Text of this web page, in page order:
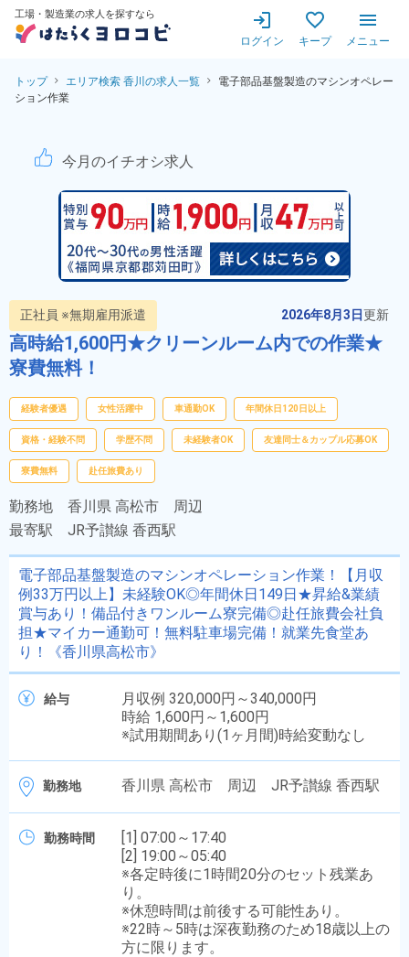
工場・製造業の求人を探すなら
ログイン キープ メニュー
トップ エリア検索 香川の求人一覧
電子部品基盤製造のマシンオペレー
ション作業
電子部品基盤製造のマシン
今月のイチオシ求人
正社員 ※無期雇用派遣 2026年8月3日更新
高時給1,600円★クリーンルーム内での作業★
寮費無料！
経験者優遇 女性活躍中 車通勤OK 年間休日120日以上
資格・経験不問 学歴不問 未経験者OK 友達同士＆カップル応募OK
寮費無料 赴任旅費あり
勤務地 香川県 高松市 周辺
最寄駅 JR予讃線 香西駅
電子部品基盤製造のマシンオペレーション作業！【月収
例33万円以上】未経験OK◎年間休日149日★昇給&業績
賞与あり！備品付きワンルーム寮完備◎赴任旅費会社負
担★マイカー通勤可！無料駐車場完備！就業先食堂あ
り！《香川県高松市》
給与
月収例 320,000円～340,000円
時給 1,600円～1,600円
※試用期間あり(1ヶ月間)時給変動なし
勤務地 香川県 高松市 周辺 JR予讃線 香西駅
勤務時間
[1] 07:00～17:40
[2] 19:00～05:40
※各定時後に1時間20分のセット残業あ
り。
※休憩時間は前後する可能性あり。
※22時～5時は深夜勤務のため18歳以上の
方に限ります。